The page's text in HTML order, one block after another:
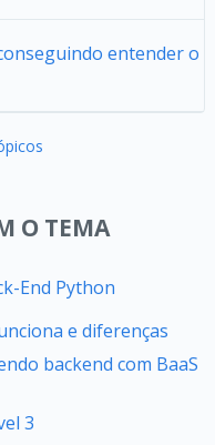
entender o
O TEMA
End Python
e diferenças
backend com BaaS
3